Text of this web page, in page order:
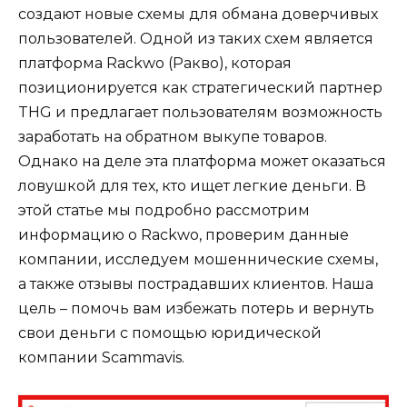
создают новые схемы для обмана доверчивых
пользователей. Одной из таких схем является
платформа Rackwo (Ракво), которая
позиционируется как стратегический партнер
THG и предлагает пользователям возможность
заработать на обратном выкупе товаров.
Однако на деле эта платформа может оказаться
ловушкой для тех, кто ищет легкие деньги. В
этой статье мы подробно рассмотрим
информацию о Rackwo, проверим данные
компании, исследуем мошеннические схемы,
а также отзывы пострадавших клиентов. Наша
цель – помочь вам избежать потерь и вернуть
свои деньги с помощью юридической
компании Scammavis.